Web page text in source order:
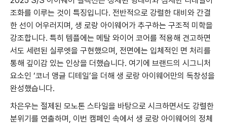
조화를 이루는 것이 특징입니다. 전반적으로 강렬한 대비와 간결
한 선이 어우러지며, 생 로랑 아이웨어가 추구하는 구조적 미학을
강조합니다. 특히 템플에는 메탈 와이어 코어를 적용해 견고하면
서도 세련된 실루엣을 구현했으며, 전면에는 입체적인 면 처리를
통해 깊이감 있는 인상을 더했습니다. 여기에 브랜드의 시그니처
요소인 ‘코너 앵글 디테일’을 더해 생 로랑 아이웨어만의 독창성을
완성했습니다.
차은우는 절제된 모노톤 스타일을 바탕으로 시크하면서도 강렬한
분위기를 연출하며, 이번 캠페인 속에서 생 로랑 아이웨어의 정체